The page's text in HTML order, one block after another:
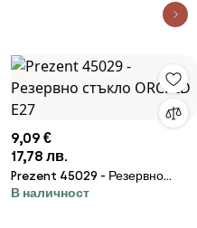
9,09 €
17,78 лв.
Prezent 45029 - Резервно
стъкло ORCHID E27
В наличност